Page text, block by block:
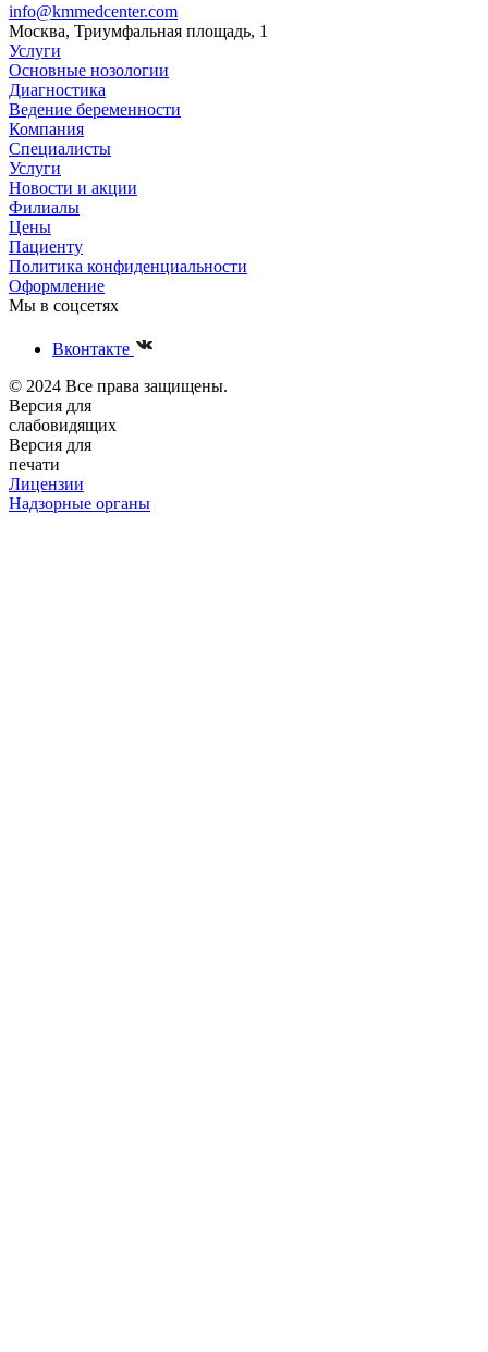
info@kmmedcenter.com
Москва, Триумфальная площадь, 1
Услуги
Основные нозологии
Диагностика
Ведение беременности
Компания
Специалисты
Услуги
Новости и акции
Филиалы
Цены
Пациенту
Политика конфиденциальности
Оформление
Мы в соцсетях
Вконтакте
© 2024 Все права защищены.
Версия для
слабовидящих
Версия для
печати
Лицензии
Надзорные органы